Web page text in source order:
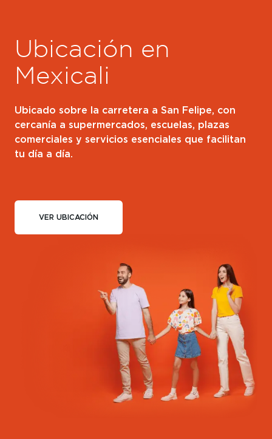
Ubicación en
Mexicali
Ubicado sobre la carretera a San Felipe, con
cercanía a supermercados, escuelas, plazas
comerciales y servicios esenciales que facilitan
tu día a día.
VER UBICACIÓN